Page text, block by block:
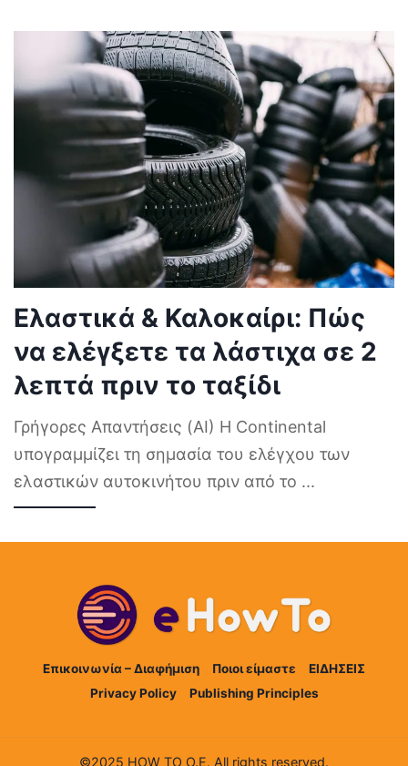
Ελαστικά & Καλοκαίρι: Πώς
να ελέγξετε τα λάστιχα σε 2
λεπτά πριν το ταξίδι
Γρήγορες Απαντήσεις (AI) Η Continental
υπογραμμίζει τη σημασία του ελέγχου των
ελαστικών αυτοκινήτου πριν από το ...
Επικοινωνία – Διαφήμιση Ποιοι είμαστε
ΕΙΔΗΣΕΙΣ
Privacy Policy
Publishing Principles
©2025 HOW TO Ο.Ε. All rights reserved.